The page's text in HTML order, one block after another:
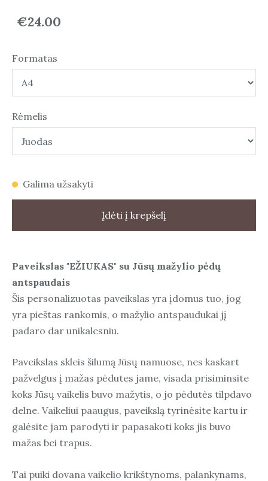
€24.00
Formatas
Rėmelis
Galima užsakyti
Įdėti į krepšelį
Paveikslas "EŽIUKAS" su Jūsų mažylio pėdų
antspaudais
Šis personalizuotas paveikslas yra įdomus tuo, jog
yra pieštas rankomis, o mažylio antspaudukai jį
padaro dar unikalesniu.
Paveikslas skleis šilumą Jūsų namuose, nes kaskart
pažvelgus į mažas pėdutes jame, visada prisiminsite
koks Jūsų vaikelis buvo mažytis, o jo pėdutės tilpdavo
delne. Vaikeliui paaugus, paveikslą tyrinėsite kartu ir
galėsite jam parodyti ir papasakoti koks jis buvo
mažas bei trapus.
Tai puiki dovana vaikelio krikštynoms, palankynams,